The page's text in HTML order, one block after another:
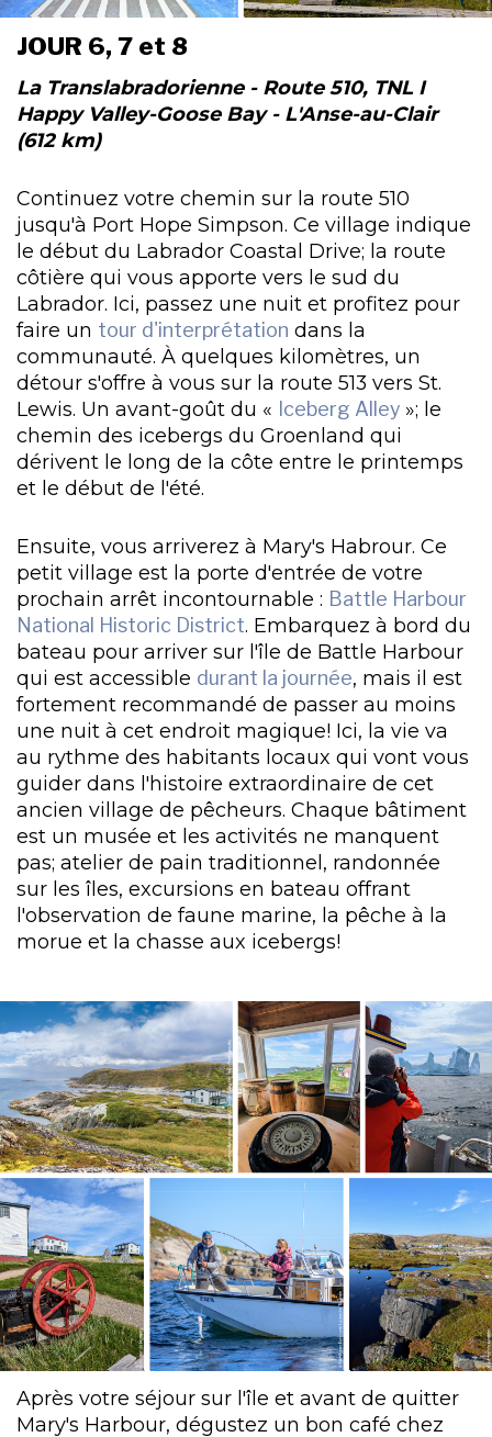
JOUR 6, 7 et 8
La Translabradorienne - Route 510, TNL I
Happy Valley-Goose Bay - L'Anse-au-Clair
(612 km)
Continuez votre chemin sur la route 510
jusqu'à Port Hope Simpson. Ce village indique
le début du Labrador Coastal Drive; la route
côtière qui vous apporte vers le sud du
Labrador. Ici, passez une nuit et profitez pour
faire un tour d'interprétation dans la
communauté. À quelques kilomètres, un
détour s'offre à vous sur la route 513 vers St.
Lewis. Un avant-goût du « Iceberg Alley »; le
chemin des icebergs du Groenland qui
dérivent le long de la côte entre le printemps
et le début de l'été.
Ensuite, vous arriverez à Mary's Habrour. Ce
petit village est la porte d'entrée de votre
prochain arrêt incontournable : Battle Harbour
National Historic District. Embarquez à bord du
bateau pour arriver sur l'île de Battle Harbour
qui est accessible durant la journée, mais il est
fortement recommandé de passer au moins
une nuit à cet endroit magique! Ici, la vie va
au rythme des habitants locaux qui vont vous
guider dans l'histoire extraordinaire de cet
ancien village de pêcheurs. Chaque bâtiment
est un musée et les activités ne manquent
pas; atelier de pain traditionnel, randonnée
sur les îles, excursions en bateau offrant
l'observation de faune marine, la pêche à la
morue et la chasse aux icebergs!
Après votre séjour sur l'île et avant de quitter
Mary's Harbour, dégustez un bon café chez